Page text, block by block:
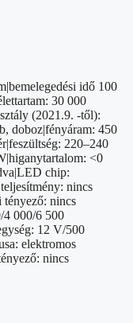
idő 100
30 000
(2021.9. -től):
doboz|fényáram: 450
220–240
<0
chip:
nincs
tényező: nincs
4 000/6 500
12 V/500
elektromos
nincs